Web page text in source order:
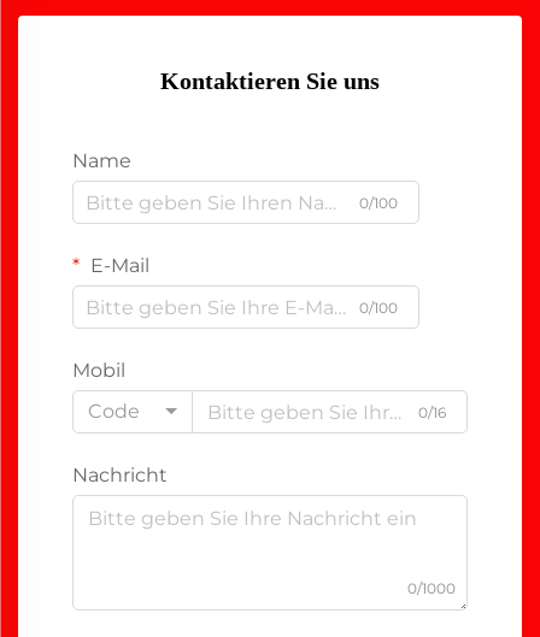
Kontaktieren Sie uns
Name
0/100
E-Mail
0/100
Mobil
Code
0/16
Nachricht
0/1000